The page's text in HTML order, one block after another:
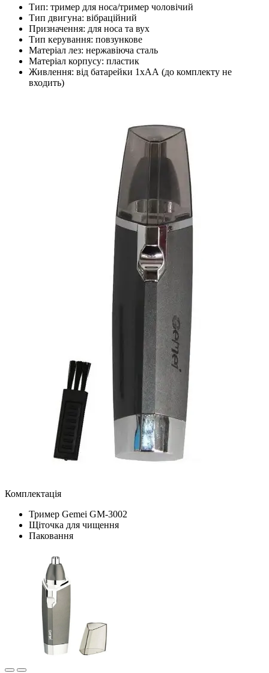
Тип: тример для носа/тример чоловічий
Тип двигуна: вібраційний
Призначення: для носа та вух
Тип керування: повзункове
Матеріал лез: нержавіюча сталь
Матеріал корпусу: пластик
Живлення: від батарейки 1хАА (до комплекту не
входить)
Комплектація
Тример Gemei GM-3002
Щіточка для чищення
Паковання